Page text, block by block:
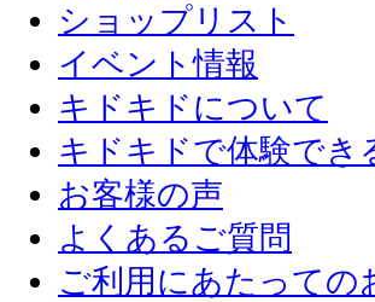
ショップリスト
イベント情報
キドキドについて
キドキドで体験でき
お客様の声
よくあるご質問
ご利用にあたっての